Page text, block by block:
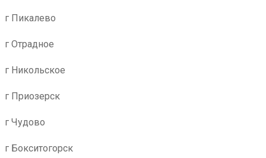
г Пикалево
г Отрадное
г Никольское
г Приозерск
г Чудово
г Бокситогорск